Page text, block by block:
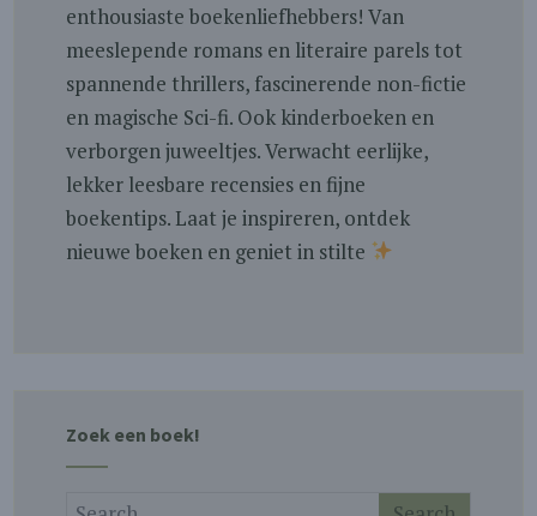
enthousiaste boekenliefhebbers! Van
meeslepende romans en literaire parels tot
spannende thrillers, fascinerende non-fictie
en magische Sci-fi. Ook kinderboeken en
verborgen juweeltjes. Verwacht eerlijke,
lekker leesbare recensies en fijne
boekentips. Laat je inspireren, ontdek
nieuwe boeken en geniet in stilte
Zoek een boek!